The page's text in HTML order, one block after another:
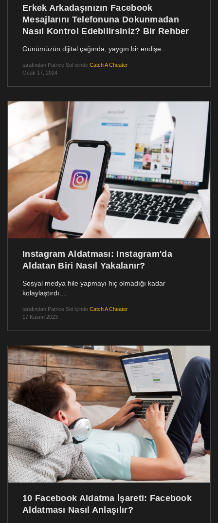
Erkek Arkadaşınızın Facebook
Mesajlarını Telefonuna Dokunmadan
Nasıl Kontrol Edebilirsiniz? Bir Rehber
Günümüzün dijital çağında, yaygın bir endişe...
tarafından Patrice Sol içinde Catch A Cheater
Ocak 17, 2024
Instagram Aldatması: Instagram'da
Aldatan Biri Nasıl Yakalanır?
Sosyal medya hile yapmayı hiç olmadığı kadar
kolaylaştırdı....
tarafından Patrice Sol içinde Catch A Cheater
17 Kasım 2023
10 Facebook Aldatma İşareti: Facebook
Aldatması Nasıl Anlaşılır?